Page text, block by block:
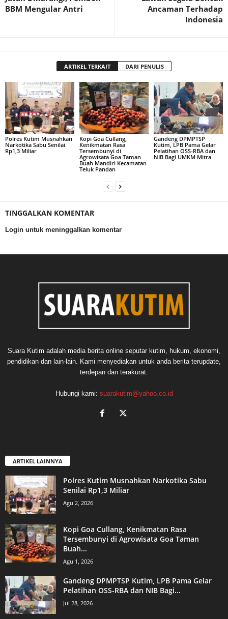
BBM Mengular Antri
Ancaman Terhadap
Indonesia
ARTIKEL TERKAIT DARI PENULIS
Polres Kutim Musnahkan
Narkotika Sabu Senilai
Rp1,3 Miliar
Kopi Goa Cullang,
Kenikmatan Rasa
Tersembunyi di
Agrowisata Goa Taman
Buah Mandiri Kecamatan
Teluk Pandan
Gandeng DPMPTSP
Kutim, LPB Pama Gelar
Pelatihan OSS-RBA dan
NIB Bagi UMKM Mitra
TINGGALKAN KOMENTAR
Login untuk meninggalkan komentar
Suara Kutim adalah media berita online seputar kutim, hukum, ekonomi,
pendidikan dan lain-lain. Kami menyediakan untuk anda berita terupdate,
terdepan dan terakurat.
Hubungi kami: suarakutim@yahoo.co.id
ARTIKEL LAINNYA
Polres Kutim Musnahkan Narkotika Sabu
Senilai Rp1,3 Miliar
Agu 2, 2026
Kopi Goa Cullang, Kenikmatan Rasa
Tersembunyi di Agrowisata Goa Taman
Buah...
Agu 1, 2026
Gandeng DPMPTSP Kutim, LPB Pama Gelar
Pelatihan OSS-RBA dan NIB Bagi...
Jul 28, 2026